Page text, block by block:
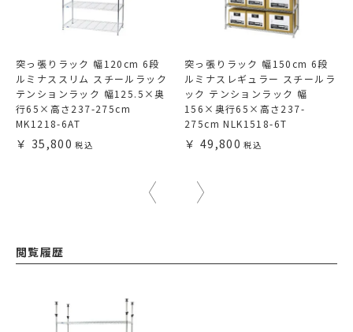
突っ張りラック 幅120cm 6段
ルミナススリム スチールラック
テンションラック 幅125.5×奥
行65×高さ237-275cm
MK1218-6AT
35,800
突っ張りラック 幅150cm 6段
ルミナスレギュラー スチールラ
ック テンションラック 幅
156×奥行65×高さ237-
275cm NLK1518-6T
49,800
閲覧履歴